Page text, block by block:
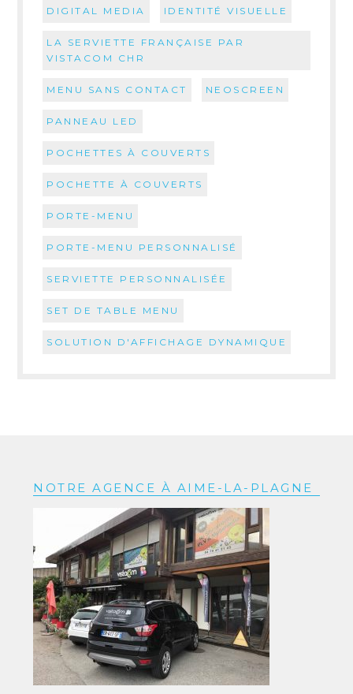
DIGITAL MEDIA IDENTITÉ VISUELLE
LA SERVIETTE FRANÇAISE PAR
VISTACOM CHR
MENU SANS CONTACT NEOSCREEN
PANNEAU LED
POCHETTES À COUVERTS
POCHETTE À COUVERTS
PORTE-MENU
PORTE-MENU PERSONNALISÉ
SERVIETTE PERSONNALISÉE
SET DE TABLE MENU
SOLUTION D'AFFICHAGE DYNAMIQUE
NOTRE AGENCE À AIME-LA-PLAGNE